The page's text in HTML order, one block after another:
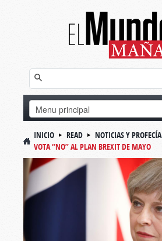
INICIO READ NOTICIAS Y PROFECÍA
VOTA “NO” AL PLAN BREXIT DE MAYO